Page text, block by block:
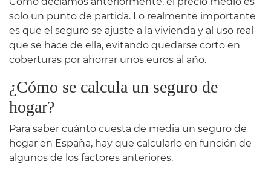
solo un punto de partida. Lo realmente importante
es que el seguro se ajuste a la vivienda y al uso real
que se hace de ella, evitando quedarse corto en
coberturas por ahorrar unos euros al año.
¿Cómo se calcula un seguro de
hogar?
Para saber cuánto cuesta de media un seguro de
hogar en España, hay que calcularlo en función de
algunos de los factores anteriores.